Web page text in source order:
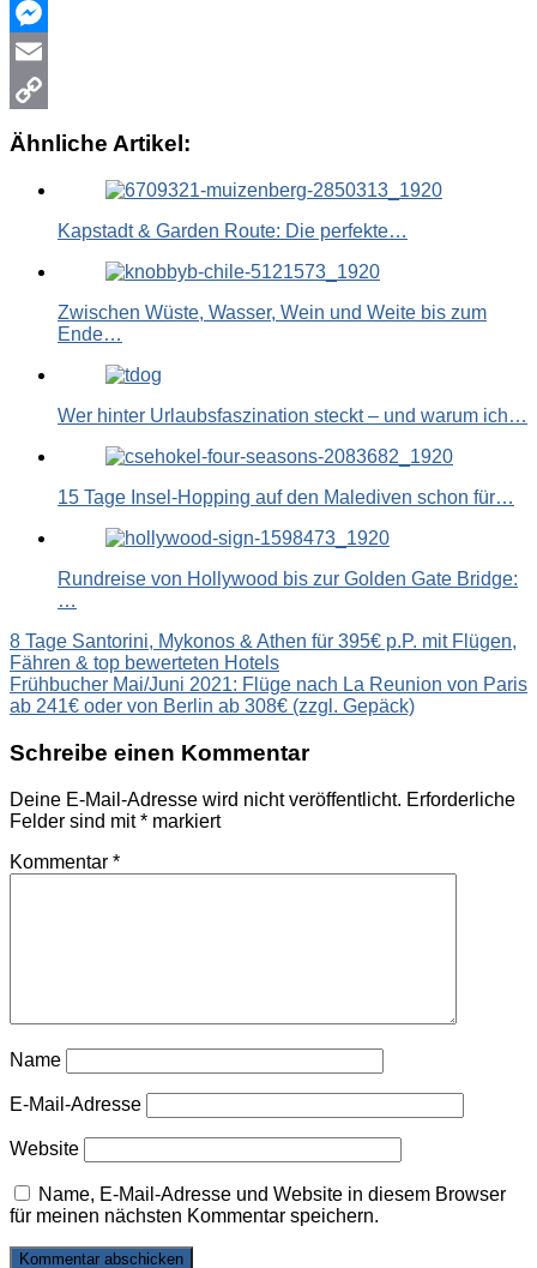
WhatsApp
Messenger
Email
Copy
Ähnliche Artikel:
Kapstadt & Garden Route: Die perfekte…
Zwischen Wüste, Wasser, Wein und Weite bis zum
Ende…
Wer hinter Urlaubsfaszination steckt – und warum ich…
15 Tage Insel-Hopping auf den Malediven schon für…
Rundreise von Hollywood bis zur Golden Gate Bridge:
…
Beitragsnavigation
8 Tage Santorini, Mykonos & Athen für 395€ p.P. mit Flügen,
Fähren & top bewerteten Hotels
Frühbucher Mai/Juni 2021: Flüge nach La Reunion von Paris
ab 241€ oder von Berlin ab 308€ (zzgl. Gepäck)
Schreibe einen Kommentar
Deine E-Mail-Adresse wird nicht veröffentlicht. Erforderliche
Felder sind mit* markiert
Kommentar *
Name
E-Mail-Adresse
Website
Name, E-Mail-Adresse und Website in diesem Browser
für meinen nächsten Kommentar speichern.